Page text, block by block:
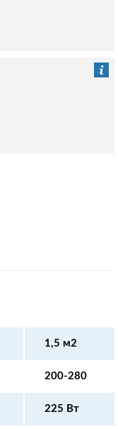
1,5 м2
200-280
225 Вт